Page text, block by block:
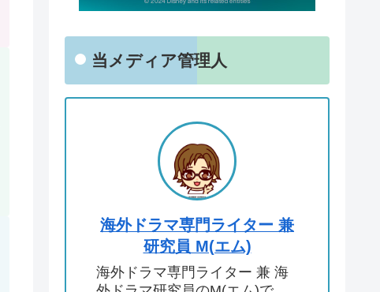
当メディア管理人
海外ドラマ専門ライター 兼
研究員 M(エム)
海外ドラマ専門ライター 兼 海